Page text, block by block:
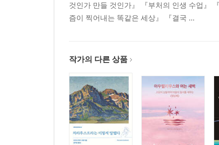
것인가 만들 것인가』 『부처의 인생 수업』
즘이 찍어내는 똑같은 세상』 『결국 ...
작가의 다른 상품